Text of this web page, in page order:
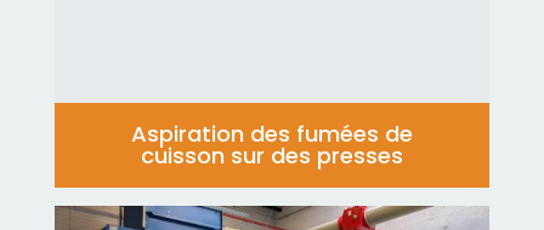
Aspiration des fumées de
cuisson sur des presses